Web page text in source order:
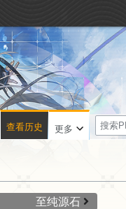
至纯源石
查看历史 更多
搜
索